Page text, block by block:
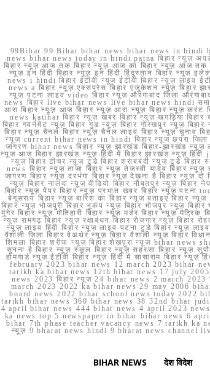
99Bihar 99 Bihar bihar news bihar news in hindi
news bihar news today in hindi patna बिहार न्यूज़
बिहार न्यूज़ आज तक बिहार न्यूज़ आज का बिहार न्यूज़ आज तक
न्यूज़ इन हिंदी बिहार न्यूज़ इन हिंदी हिंदुस्तान बिहार न्यूज़
news i hindi बिहार ईटीवी न्यूज़ ईटीवी बिहार न्यूज़ लाइव
news a बिहार न्यूज़ एक्सप्रेस बिहार एजुकेशन न्यूज़ बिहार
न्यूज़ पटना लाइव video बिहार न्यूज़ औरंगाबाद जिला
news बिहार live bihar news live bihar news hindi
आरा बिहार न्यूज़ आज बिहार न्यूज़ आरा न्यूज़ बिहार न्यूज़ करंट
news katihar बिहार न्यूज़ खबर बिहार न्यूज़ खगड़िया बिहार
बिहार गवर्नमेंट न्यूज़ बिहार गुड न्यूज़ बिहार गोरखपुर न्यूज़
बिहार न्यूज़ चैनल बिहार न्यूज़ चैनल लाइव बिहार न्यूज़ चुनाव
न्यूज़ current bihar news in hindi बिहार न्यूज़ छपरा जिला
जागरण bihar news बिहार न्यूज़ झारखंड बिहार-झारखंड
न्यूज़ आज बिहार झारखंड न्यूज़ हिंदी में बिहार झारखंड न्यूज़ हिंदी
न्यूज़ बिहार टीचर न्यूज़ टुडे बिहार शराबबंदी न्यूज़ टुडे
news बिहार न्यूज़ ताजा बिहार न्यूज़ तेजस्वी यादव बिहार
जागरण बिहार न्यूज़ दरभंगा बिहार न्यूज़ देखना है बिहार न्यूज़ दो
न्यूज़ बिहार नालंदा न्यूज़ वीडियो बिहार नौबतपुर न्यूज़
बिहार न्यूज़ पेपर बिहार न्यूज़ प्रभात खबर बिहार न्यूज़
बेगूसराय बिहार न्यूज़ बारिश का बिहार न्यूज़ बताइए बिहार
बिहार न्यूज़ भोजपुरी बिहार भूकंप न्यूज़ बिहार भोजपुर न्यूज़
मुंगेर बिहार न्यूज़ मोतिहारी बिहार न्यूज़ मर्डर बिहार न्यूज़
न्यूज़ रामगढ़ बिहार न्यूज़ रक्षाबंधन बिहार रोजगार न्यूज़
न्यूज़ लाइव हिंदी बिहार न्यूज़ लाइव पटना टुडे बिहार न्यूज़
वैशाली जिला बिहार वेअथेर न्यूज़ बिहार वैशाली न्यूज़ बिहार
शिमला बिहार शरीफ न्यूज़ बिहार शेखपुरा न्यूज़ bihar news
सुनना है बिहार न्यूज़ स्कूल बिहार न्यूज़ सहरसा बिहार न्यूज़
होमगार्ड न्यूज़ ईटीवी बिहार न्यूज़ हिंदी में सासाराम बिहार
february 2023 bihar news 12 march 2023 bihar
tarikh ka bihar news 12th bihar news 17 july
news 2023 बिहार न्यूज़ 24 bihar news 2 march
march 2023 2022 ka bihar news 29 may 2006
board news 2022 bihar school news today 2022
tarikh bihar news 360 bihar news 38 32nd bihar
4 april bihar news 444 bihar news 4 april 2023
ka news top 5 newspaper in bihar bihar news 6
bihar 7th phase teacher vacancy news 7 tarikh ka
न्यूज़ 9 bharat news hindi 9 bharat news channel
BIHAR NEWS देश विदेश